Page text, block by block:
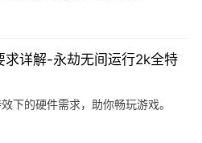
求详解-永劫无间运行2k全特
下的硬件需求，助你畅玩游戏。